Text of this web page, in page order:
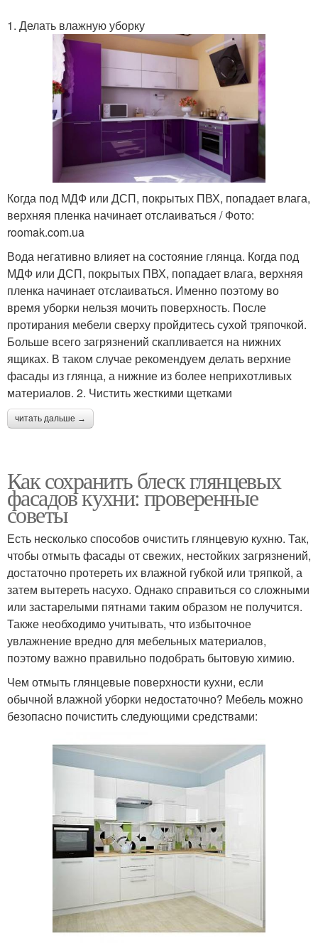
1. Делать влажную уборку
Когда под МДФ или ДСП, покрытых ПВХ, попадает влага,
верхняя пленка начинает отслаиваться / Фото:
roomak.com.ua
Вода негативно влияет на состояние глянца. Когда под
МДФ или ДСП, покрытых ПВХ, попадает влага, верхняя
пленка начинает отслаиваться. Именно поэтому во
время уборки нельзя мочить поверхность. После
протирания мебели сверху пройдитесь сухой тряпочкой.
Больше всего загрязнений скапливается на нижних
ящиках. В таком случае рекомендуем делать верхние
фасады из глянца, а нижние из более неприхотливых
материалов. 2. Чистить жесткими щетками
читать дальше →
Как сохранить блеск глянцевых
фасадов кухни: проверенные
советы
Есть несколько способов очистить глянцевую кухню. Так,
чтобы отмыть фасады от свежих, нестойких загрязнений,
достаточно протереть их влажной губкой или тряпкой, а
затем вытереть насухо. Однако справиться со сложными
или застарелыми пятнами таким образом не получится.
Также необходимо учитывать, что избыточное
увлажнение вредно для мебельных материалов,
поэтому важно правильно подобрать бытовую химию.
Чем отмыть глянцевые поверхности кухни, если
обычной влажной уборки недостаточно? Мебель можно
безопасно почистить следующими средствами: